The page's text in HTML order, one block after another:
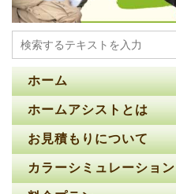
ホーム
ホームアシストとは
お見積もりについて
カラーシミュレーション